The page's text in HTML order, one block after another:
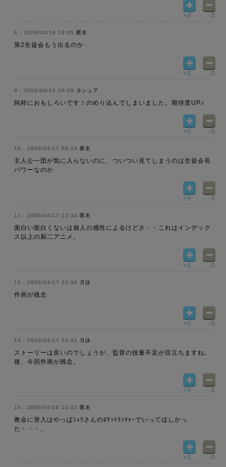
+0 -0
2009/04/16 19:05 匿名
第2生徒会もう出るのか
+0 -0
2009/04/16 20:09 ヨシュア
純粋におもしろいです！のめり込んでしまいました。期待度UP♪
+0 -0
2009/04/17 00:16 匿名
主人公一団が気に入らないのに、ついつい見てしまうのは生徒会長
パワーなのか
+0 -0
2009/04/17 13:34 匿名
面白い面白くないは個人の感性によるけどさ・・これはインデック
ス以上の厨二アニメ。
+0 -0
2009/04/17 23:34 月詠
作画が残念
+0 -0
2009/04/17 23:41 月詠
ストーリーは良いのでしょうが、監督の技量不足が目立ちますね。
後、今回作画が残念。
+0 -0
2009/04/28 10:02 匿名
教会に突入はやっぱｼｭﾘさんのﾛｹｯﾄﾗﾝﾁｬｰでいってほしかっ
た・・・。
+0 -0